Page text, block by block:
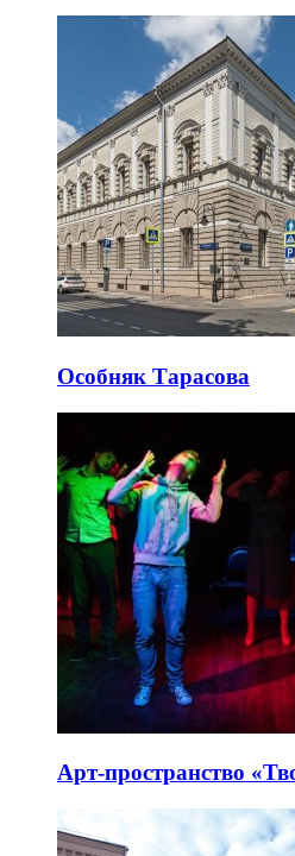
Особняк Тарасова
Арт-пространство